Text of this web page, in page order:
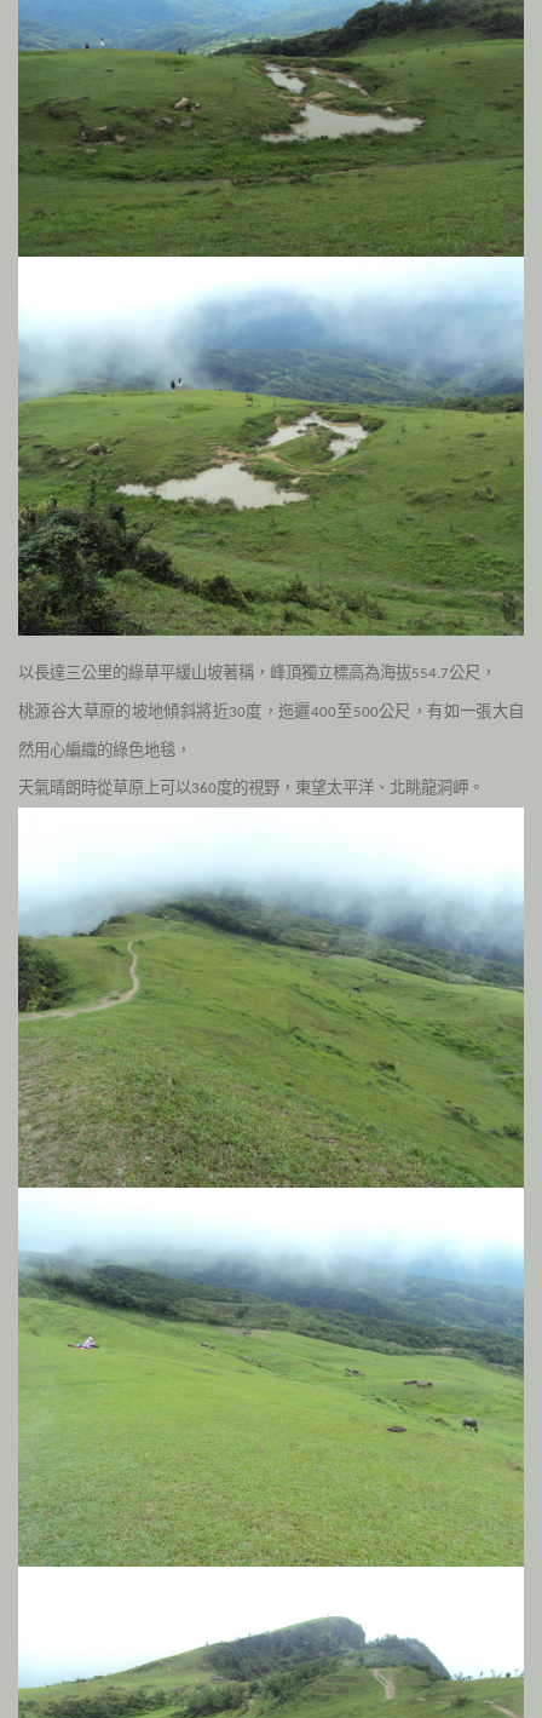
以長達三公里的綠草平緩山坡著稱，峰頂獨立標高為海拔554.7公尺，
桃源谷大草原的坡地傾斜將近30度，迤邐400至 500公尺，有如一張大自
然用心編織的綠色地毯，
天氣晴朗時從草原上可以360度的視野，東望太平洋、北眺龍洞岬。